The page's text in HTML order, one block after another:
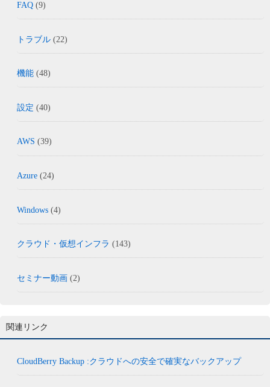
FAQ (9)
トラブル (22)
機能 (48)
設定 (40)
AWS (39)
Azure (24)
Windows (4)
クラウド・仮想インフラ (143)
セミナー動画 (2)
関連リンク
CloudBerry Backup :クラウドへの安全で確実なバックアップ